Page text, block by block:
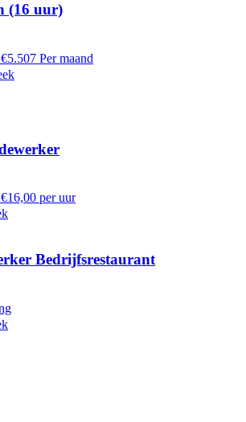
(16 uur)
Per maand
per uur
Bedrijfsrestaurant